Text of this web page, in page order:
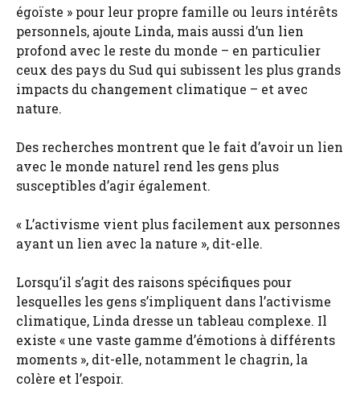
égoïste » pour leur propre famille ou leurs intérêts
personnels, ajoute Linda, mais aussi d’un lien
profond avec le reste du monde – en particulier
ceux des pays du Sud qui subissent les plus grands
impacts du changement climatique – et avec
nature.
Des recherches montrent que le fait d’avoir un lien
avec le monde naturel rend les gens plus
susceptibles d’agir également.
« L’activisme vient plus facilement aux personnes
ayant un lien avec la nature », dit-elle.
Lorsqu’il s’agit des raisons spécifiques pour
lesquelles les gens s’impliquent dans l’activisme
climatique, Linda dresse un tableau complexe. Il
existe « une vaste gamme d’émotions à différents
moments », dit-elle, notamment le chagrin, la
colère et l’espoir.